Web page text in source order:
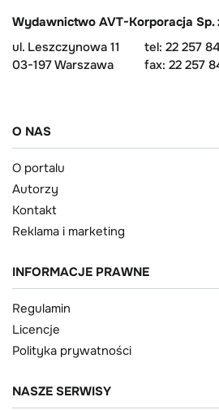
Wydawnictwo AVT-Korporacja Sp.
ul. Leszczynowa 11
03-197 Warszawa
tel: 22 257
fax: 22 257
O NAS
O portalu
Autorzy
Kontakt
Reklama i marketing
INFORMACJE PRAWNE
Regulamin
Licencje
Polityka prywatności
NASZE SERWISY